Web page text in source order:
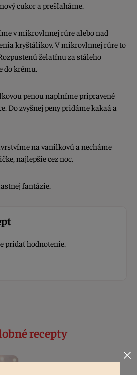
cukor a prešľaháme.
v mikrovlnnej rúre alebo nad
kryštálikov. V mikrovlnnej rúre to
želatínu za stáleho
do krému.
penou naplníme pripravené
Do zvyšnej peny pridáme kakaá a
na vanilkovú a necháme
najlepšie cez noc.
fantázie.
pridať hodnotenie.
recepty